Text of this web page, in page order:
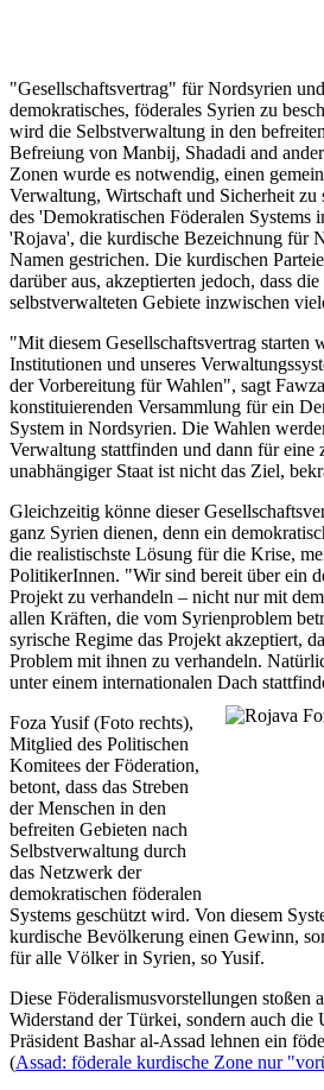
"Gesellschaftsvertrag" für Nordsyrien
demokratisches, föderales Syrien zu
wird die Selbstverwaltung in den
Befreiung von Manbij, Shadadi and
Zonen wurde es notwendig, einen
Verwaltung, Wirtschaft und Sicherheit
des 'Demokratischen Föderalen Systems
'Rojava', die kurdische Bezeichnung für
Namen gestrichen. Die kurdischen
darüber aus, akzeptierten jedoch, dass
selbstverwalteten Gebiete inzwischen
"Mit diesem Gesellschaftsvertrag starten
Institutionen und unseres
der Vorbereitung für Wahlen", sagt
konstituierenden Versammlung für ein
System in Nordsyrien. Die Wahlen
Verwaltung stattfinden und dann für eine
unabhängiger Staat ist nicht das Ziel,
Gleichzeitig könne dieser
ganz Syrien dienen, denn ein
die realistischste Lösung für die Krise,
PolitikerInnen. "Wir sind bereit über ein
Projekt zu verhandeln – nicht nur mit
allen Kräften, die vom Syrienproblem
syrische Regime das Projekt akzeptiert,
Problem mit ihnen zu verhandeln.
unter einem internationalen Dach
Foza Yusif (Foto rechts),
Mitglied des Politischen
Komitees der Föderation,
betont, dass das Streben
der Menschen in den
befreiten Gebieten nach
Selbstverwaltung durch
das Netzwerk der
demokratischen föderalen
Systems geschützt wird. Von diesem
kurdische Bevölkerung einen Gewinn,
für alle Völker in Syrien, so Yusif.
Diese Föderalismusvorstellungen stoßen
Widerstand der Türkei, sondern auch die
Präsident Bashar al-Assad lehnen ein
(Assad: föderale kurdische Zone nur